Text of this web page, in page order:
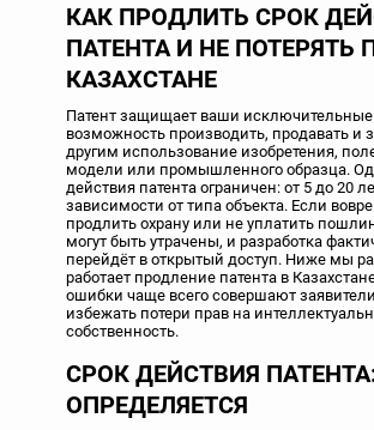
КАК ПРОДЛИТЬ СРОК
ПАТЕНТА И НЕ ПОТЕРЯТЬ
КАЗАХСТАНЕ
Патент защищает ваши
возможность производить, продавать и
другим использование изобретения,
модели или промышленного образца.
действия патента ограничен: от 5 до 20
зависимости от типа объекта. Если
продлить охрану или не уплатить
могут быть утрачены, и разработка
перейдёт в открытый доступ. Ниже мы
работает продление патента в
ошибки чаще всего совершают
избежать потери прав на
собственность.
СРОК ДЕЙСТВИЯ
ОПРЕДЕЛЯЕТСЯ